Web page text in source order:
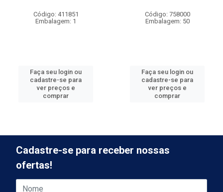
Código: 411851
Embalagem: 1
Faça seu login ou
cadastre-se para
ver preços e
comprar
Código: 758000
Embalagem: 50
Faça seu login ou
cadastre-se para
ver preços e
comprar
Cadastre-se para receber nossas
ofertas!